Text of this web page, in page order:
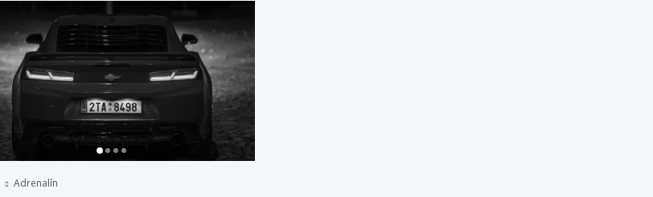
Adrenalín